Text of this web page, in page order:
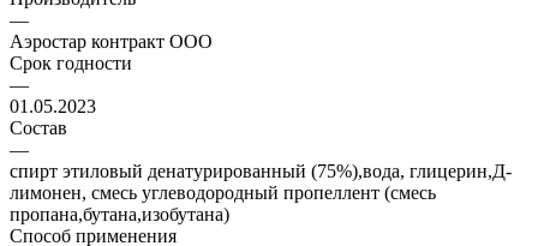
—
Аэростар контракт ООО
Срок годности
—
01.05.2023
Состав
—
спирт этиловый денатурированный (75%),вода, глицерин,Д-
лимонен, смесь углеводородный пропеллент (смесь
пропана,бутана,изобутана)
Способ применения